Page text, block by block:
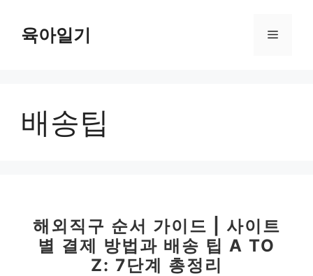
육아일기 메
배송팁
해외직구 순서 가이드 | 사이트
별 결제 방법과 배송 팁 A TO
Z: 7단계 총정리